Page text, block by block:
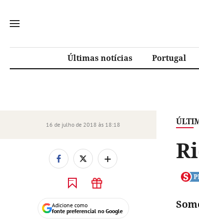
Últimas notícias Portugal
16 de julho de 2018 às 18:18
+
Adicione como
fonte preferencial no Google